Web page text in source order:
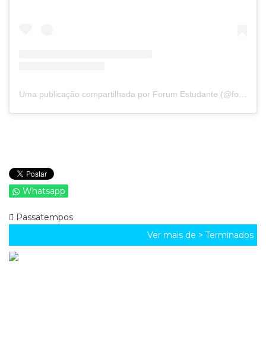
Uma publicação compartilhada por Forum Estudante (@forumestudante)
Whatsapp
Passatempos
Ver mais de > Terminados